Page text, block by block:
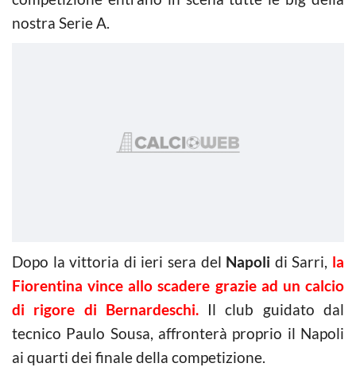
nostra Serie A.
Dopo la vittoria di ieri sera del Napoli di Sarri, la
Fiorentina vince allo scadere grazie ad un calcio
di rigore di Bernardeschi.Il club guidato dal
tecnico Paulo Sousa, affronterà proprio il Napoli
ai quarti dei finale della competizione.